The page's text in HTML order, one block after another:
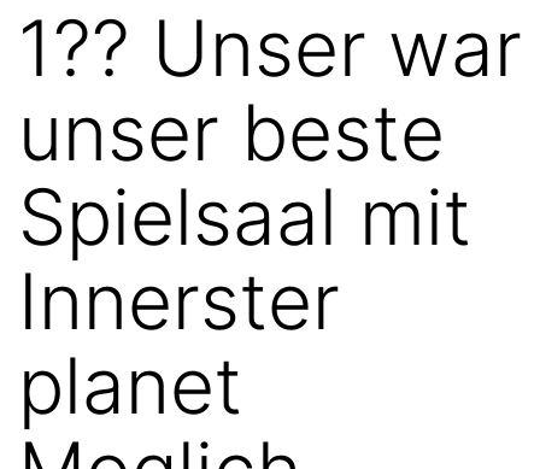
1?? Unser war
unser beste
Spielsaal mit
Innerster
planet